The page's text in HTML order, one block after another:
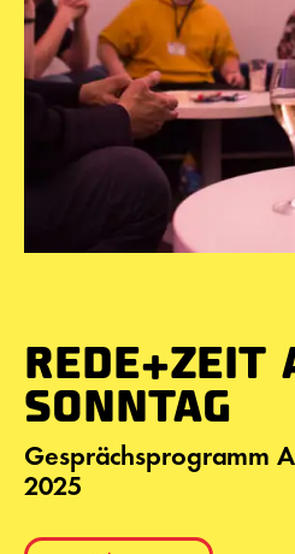
REDE+ZEIT
SONNTAG
Gesprächsprogramm
2025